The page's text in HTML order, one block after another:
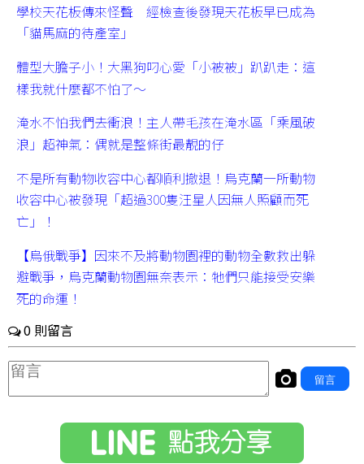
學校天花板傳來怪聲 經檢查後發現天花板早已成為
「貓馬麻的待產室」
體型大膽子小！大黑狗叼心愛「小被被」趴趴走：這
樣我就什麼都不怕了～
淹水不怕我們去衝浪！主人帶毛孩在淹水區「乘風破
浪」超神氣：偶就是整條街最靚的仔
不是所有動物收容中心都順利撤退！烏克蘭一所動物
收容中心被發現「超過300隻汪星人因無人照顧而死
亡」！
【烏俄戰爭】因來不及將動物園裡的動物全數救出躲
避戰爭，烏克蘭動物園無奈表示：牠們只能接受安樂
死的命運！